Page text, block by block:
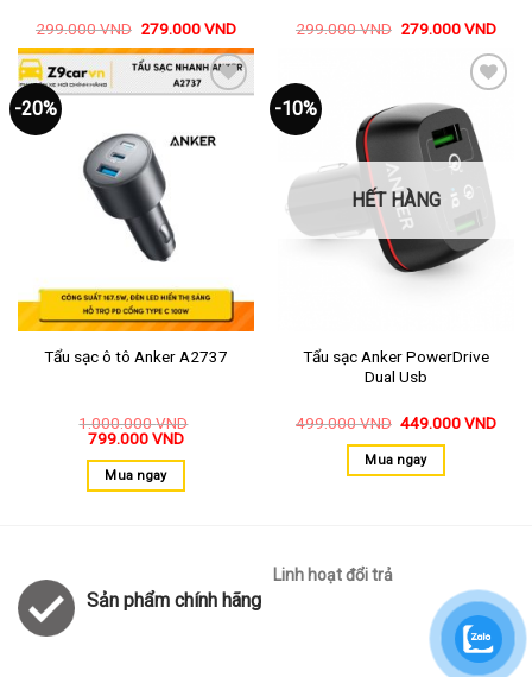
299.000VND 279.000VND
Mua ngay
299.000VND 279.000VND
-20%
yêu
Tẩu sạc ô tô Anker A2737
1.000.000VND
799.000VND
Mua ngay
-10%
Thêm
vào
yêu
thích
HẾT HÀNG
Tẩu sạc Anker PowerDrive
Dual Usb
499.000VND 449.000VND
Mua ngay
Sản phẩm chính hãng
Linh hoạt đổi trả